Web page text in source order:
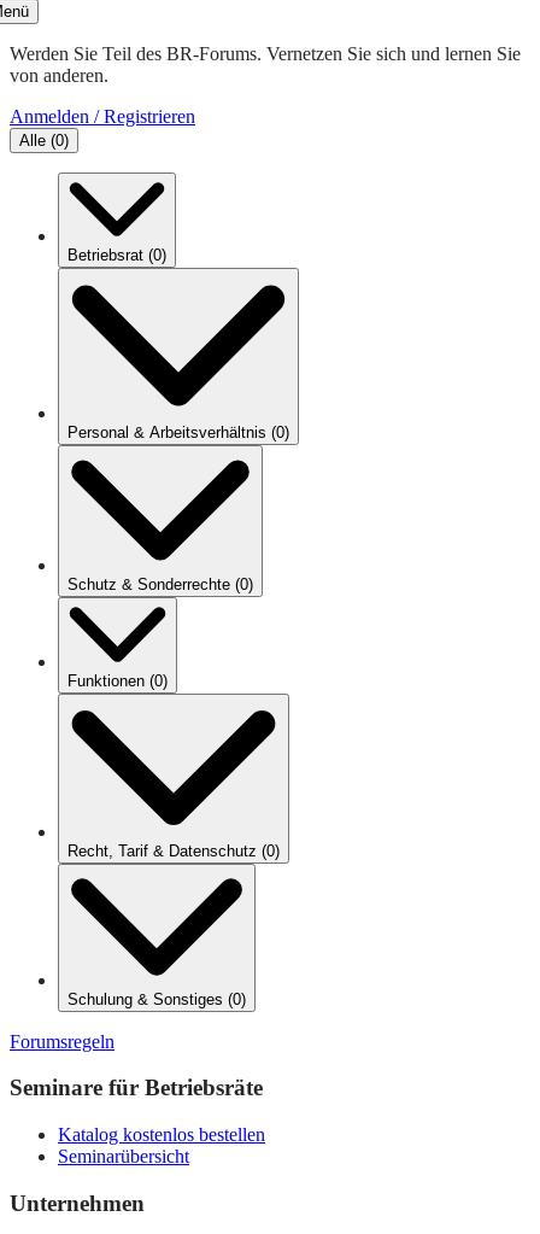
Werden Sie Teil des BR-Forums. Vernetzen Sie sich und lernen Sie
von anderen.
Anmelden / Registrieren
Alle (0)
Betriebsrat (0)
Personal & Arbeitsverhältnis (0)
Schutz & Sonderrechte (0)
Funktionen (0)
Recht, Tarif & Datenschutz (0)
Schulung & Sonstiges (0)
Forumsregeln
Seminare für Betriebsräte
Katalog kostenlos bestellen
Seminarübersicht
Unternehmen